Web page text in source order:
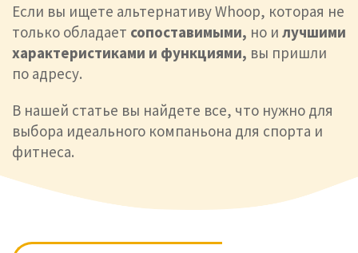
Если вы ищете альтернативу Whoop, которая не
только обладает сопоставимыми, но и лучшими
характеристиками и функциями, вы пришли
по адресу.
В нашей статье вы найдете все, что нужно для
выбора идеального компаньона для спорта и
фитнеса.